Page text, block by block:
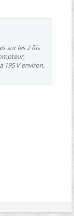
sur les 2 fils
195 V environ.